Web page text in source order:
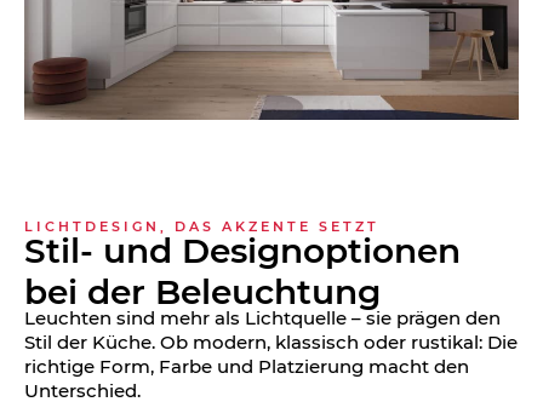
LICHTDESIGN, DAS AKZENTE SETZT
Stil- und Design­optionen
bei der Beleuchtung
Leuchten sind mehr als Lichtquelle – sie prägen den
Stil der Küche. Ob modern, klassisch oder rustikal: Die
richtige Form, Farbe und Platzierung macht den
Unterschied.